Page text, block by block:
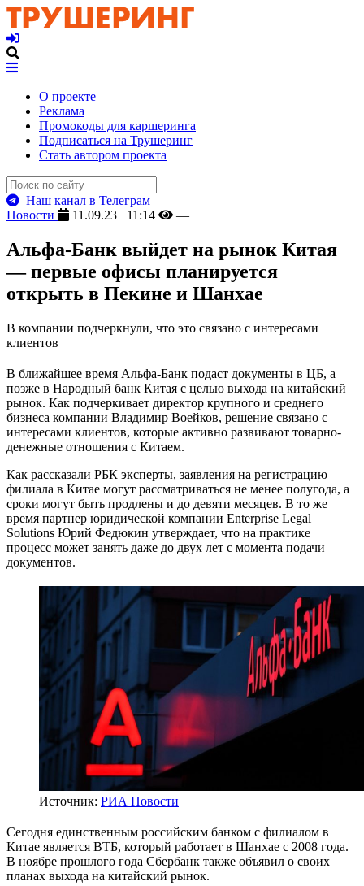
О проекте
Реклама
Промокоды для каршеринга
Подписаться на Трушеринг
Стать автором проекта
Наш канал в Телеграм
Новости
11.09.23 11:14 —
Альфа-Банк выйдет на рынок Китая
— первые офисы планируется
открыть в Пекине и Шанхае
В компании подчеркнули, что это связано с интересами
клиентов
В ближайшее время Альфа-Банк подаст документы в ЦБ, а
позже в Народный банк Китая с целью выхода на китайский
рынок. Как подчеркивает директор крупного и среднего
бизнеса компании Владимир Воейков, решение связано с
интересами клиентов, которые активно развивают товарно-
денежные отношения с Китаем.
Как рассказали РБК эксперты, заявления на регистрацию
филиала в Китае могут рассматриваться не менее полугода, а
сроки могут быть продлены и до девяти месяцев. В то же
время партнер юридической компании Enterprise Legal
Solutions Юрий Федюкин утверждает, что на практике
процесс может занять даже до двух лет с момента подачи
документов.
Источник: РИА Новости
Сегодня единственным российским банком с филиалом в
Китае является ВТБ, который работает в Шанхае с 2008 года.
В ноябре прошлого года Сбербанк также объявил о своих
планах выхода на китайский рынок.